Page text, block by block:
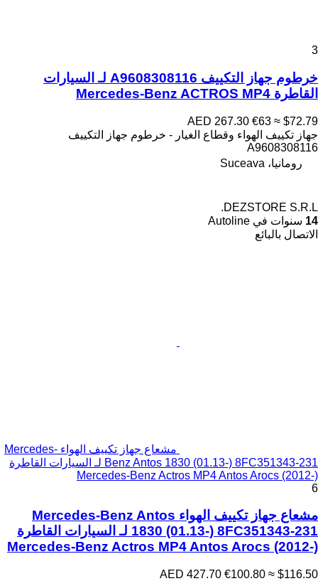
3
خرطوم جهاز التكييف A9608308116 لـ السيارات
القاطرة Mercedes-Benz ACTROS MP4
AED 267.30 €63 ≈ $72.79
جهاز تكييف الهواء وقطاع الغيار - خرطوم جهاز التكييف
A9608308116
رومانيا، Suceava
DEZSTORE S.R.L.
14 سنوات في Autoline
الاتصال بالبائع
مشعاع جهاز تكييف الهواء Mercedes-
Benz Antos 1830 (01.13-) 8FC351343-231 لـ السيارات القاطرة
Mercedes-Benz Actros MP4 Antos Arocs (2012-)
6
مشعاع جهاز تكييف الهواء Mercedes-Benz Antos
1830 (01.13-) 8FC351343-231 لـ السيارات القاطرة
Mercedes-Benz Actros MP4 Antos Arocs (2012-)
AED 427.70 €100.80 ≈ $116.50